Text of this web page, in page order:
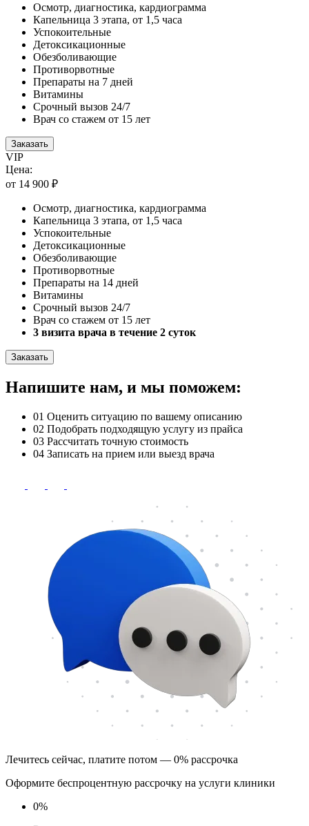
Осмотр, диагностика, кардиограмма
Капельница 3 этапа, от 1,5 часа
Успокоительные
Детоксикационные
Обезболивающие
Противорвотные
Препараты на 7 дней
Витамины
Срочный вызов 24/7
Врач со стажем от 15 лет
Заказать
VIP
Цена:
от 14 900 ₽
Осмотр, диагностика, кардиограмма
Капельница 3 этапа, от 1,5 часа
Успокоительные
Детоксикационные
Обезболивающие
Противорвотные
Препараты на 14 дней
Витамины
Срочный вызов 24/7
Врач со стажем от 15 лет
3 визита врача в течение 2 суток
Заказать
Напишите нам, и мы поможем:
01 Оценить ситуацию по вашему описанию
02 Подобрать подходящую услугу из прайса
03 Рассчитать точную стоимость
04 Записать на прием или выезд врача
Лечитесь сейчас, платите потом — 0% рассрочка
Оформите беспроцентную рассрочку на услуги клиники
0%